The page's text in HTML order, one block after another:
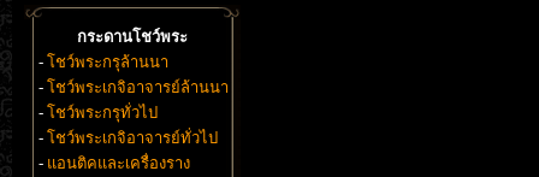
กระดานโชว์พระ
- โชว์พระกรุล้านนา
- โชว์พระเกจิอาจารย์ล้านนา
- โชว์พระกรุทั่วไป
- โชว์พระเกจิอาจารย์ทั่วไป
- แอนติคและเครื่องราง